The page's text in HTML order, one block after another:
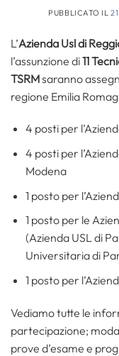
PUBBLICATO IL
L’Azienda Usl di
l’assunzione di11
TSRMsaranno
regione Emilia
4 posti per
4 posti per
Modena
1 posto per
1 posto per le
(Azienda USL di
Universitaria di
1 posto per
Vediamo tutte le
partecipazione;
prove d’esame e